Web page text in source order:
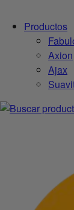
Productos
Axion
Ajax